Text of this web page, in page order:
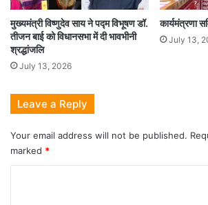
मुख्यमंत्री विष्णुदेव साय ने पद्म विभूषण डॉ.
तीजन बाई को विधानसभा में दी भावभीनी
श्रद्धांजलि
July 13, 2026
कार्यमंत्रणा
July 13,
Leave a Reply
Your email address will not be published.
marked *